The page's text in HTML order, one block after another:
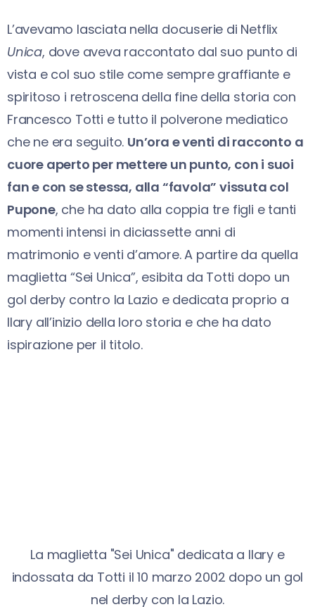
L’avevamo lasciata nella docuserie di Netflix
Unica, dove aveva raccontato dal suo punto di
vista e col suo stile come sempre graffiante e
spiritoso i retroscena della fine della storia con
Francesco Totti e tutto il polverone mediatico
che ne era seguito. Un’ora e venti di racconto a
cuore aperto per mettere un punto, con i suoi
fan e con se stessa, alla “favola” vissuta col
Pupone, che ha dato alla coppia tre figli e tanti
momenti intensi in diciassette anni di
matrimonio e venti d’amore. A partire da quella
maglietta “Sei Unica”, esibita da Totti dopo un
gol derby contro la Lazio e dedicata proprio a
Ilary all’inizio della loro storia e che ha dato
ispirazione per il titolo.
La maglietta "Sei Unica" dedicata a Ilary e
indossata da Totti il 10 marzo 2002 dopo un gol
nel derby con la Lazio.